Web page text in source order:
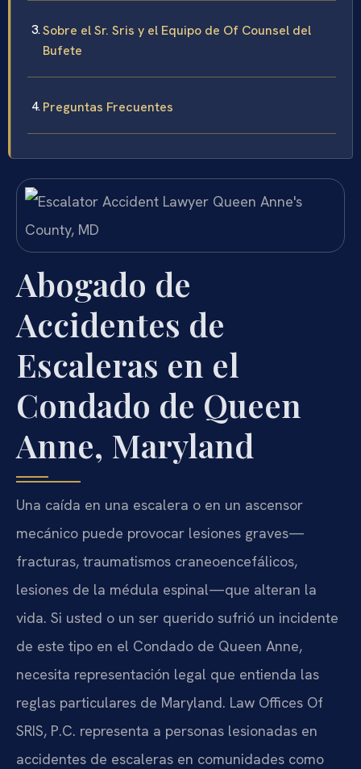
Sobre el Sr. Sris y el Equipo de Of Counsel del
Bufete
Preguntas Frecuentes
Abogado de
Accidentes de
Escaleras en el
Condado de Queen
Anne, Maryland
Una caída en una escalera o en un ascensor
mecánico puede provocar lesiones graves—
fracturas, traumatismos craneoencefálicos,
lesiones de la médula espinal—que alteran la
vida. Si usted o un ser querido sufrió un incidente
de este tipo en el Condado de Queen Anne,
necesita representación legal que entienda las
reglas particulares de Maryland. Law Offices Of
SRIS, P.C. representa a personas lesionadas en
accidentes de escaleras en comunidades como